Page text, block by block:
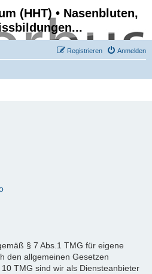
(HHT) • Nasenbluten,
Anmelden
Registrieren
§ 7 Abs.1 TMG für eigene
den allgemeinen Gesetzen
TMG sind wir als Diensteanbieter